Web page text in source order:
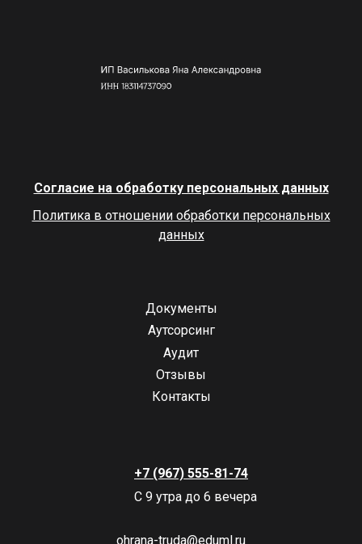
Согласие на обработку персональных данных
Политика в отношении обработки персональных
данных
Документы
Аутсорсинг
Аудит
Отзывы
Контакты
+7 (967) 555-81-74
С 9 утра до 6 вечера
ohrana-truda@eduml.ru